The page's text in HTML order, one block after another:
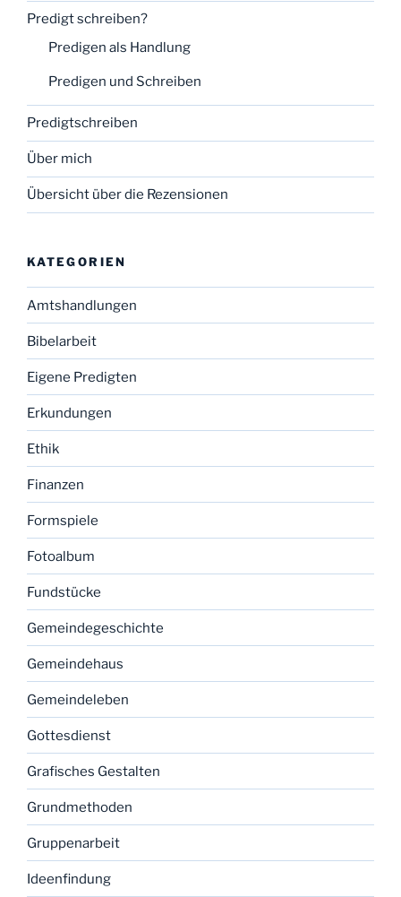
Predigt schreiben?
Predigen als Handlung
Predigen und Schreiben
Predigtschreiben
Über mich
Übersicht über die Rezensionen
KATEGORIEN
Amtshandlungen
Bibelarbeit
Eigene Predigten
Erkundungen
Ethik
Finanzen
Formspiele
Fotoalbum
Fundstücke
Gemeindegeschichte
Gemeindehaus
Gemeindeleben
Gottesdienst
Grafisches Gestalten
Grundmethoden
Gruppenarbeit
Ideenfindung